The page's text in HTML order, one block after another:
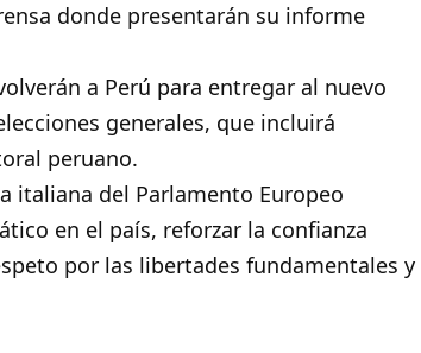
donde presentarán su informe
a Perú para entregar al nuevo
generales, que incluirá
peruano.
italiana del Parlamento Europeo
en el país, reforzar la confianza
por las libertades fundamentales y